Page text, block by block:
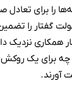
را برای تعادل
گفتار را
همکاری نزدیک
برای یک روکش
آورند.